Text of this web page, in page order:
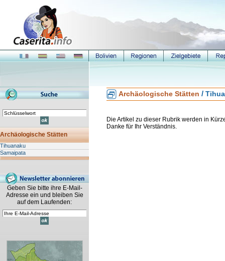
Archäologische Stätten
Tihuanaku
Samaipata
Geben Sie bitte ihre E-Mail-
Adresse ein und bleiben Sie
auf dem Laufenden:
Archäologische Stätten /
Die Artikel zu dieser Rubrik werden in
Danke für Ihr Verständnis.